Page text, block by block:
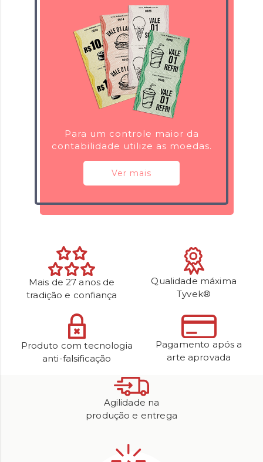
Para um controle maior da
contabilidade utilize as moedas.
Ver mais
Mais de 27 anos de
tradição e confiança
Qualidade máxima
Tyvek®
Produto com tecnologia
anti-falsificação
Pagamento após a
arte aprovada
Agilidade na
produção e entrega